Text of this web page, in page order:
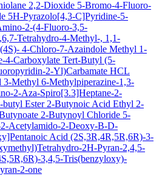
2,2-Dioxide 5-Bromo-4-Fluoro-
5H-Pyrazolo[4,3-C]Pyridine-5-
2-(4-Fluoro-3,5-
Tetrahydro-4-Methyl-, 1,1-
4-Chloro-7-Azaindole Methyl 1-
4-Carboxylate Tert-Butyl (5-
2-Yl)Carbamate HCL
Methyl 6-Methylpiperazine-1,3-
2-Aza-Spiro[3.3]Heptane-2-
butyl Ester 2-Butynoic Acid Ethyl 2-
2-Butynoyl Chloride 5-
Acetylamido-2-Deoxy-B-D-
Acid (2S,3R,4R,5R,6R)-3-
2H-Pyran-2,4,5-
3,4,5-Tris(benzyloxy)-
2-one